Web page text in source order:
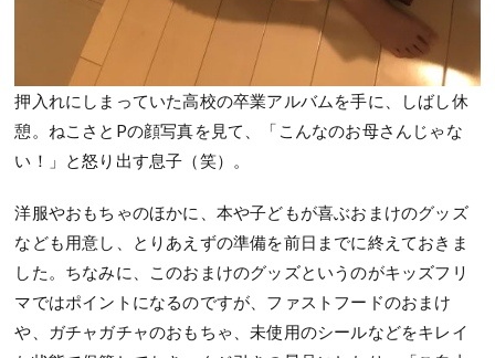
押入れにしまっていた高校の卒業アルバムを手に、しばし休
憩。ねこさとPの顔写真を見て、「こんなのお母さんじゃな
い！」と怒り出す息子（笑）。
洋服やおもちゃのほかに、本や子どもが喜ぶおまけのグッズ
なども用意し、とりあえずの準備を前日までに終えておきま
した。ちなみに、このおまけのグッズというのがキッズフリ
マではポイントになるのですが、ファストフードのおまけ
や、ガチャガチャのおもちゃ、未使用のシールなどをキレイ